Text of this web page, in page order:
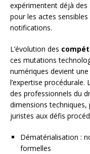
expérimentent déjà
pour les actes
notifications.
L’évolution des
ces mutations
numériques devient
l’expertise
des professionnels du
dimensions
juristes aux défis
Dématérialisation :
formelles